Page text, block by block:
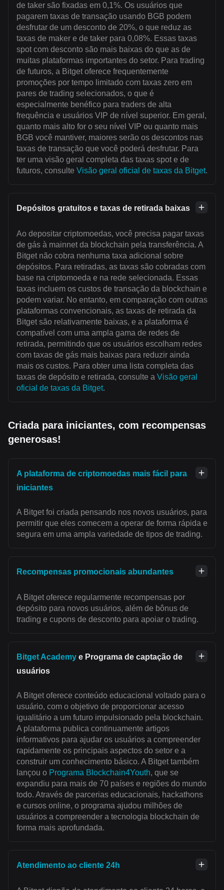
de taker são fixadas em 0,1%. Os usuários que
pagarem taxas de transação usando BGB podem
desfrutar de um desconto de 20%, o que reduz as
taxas de maker e de taker para 0,08%. Essas taxas
spot com desconto são mais baixas do que as de
muitas plataformas importantes do setor. Para trading
de futuros, a Bitget oferece frequentemente
promoções por tempo limitado com taxas zero em
pares de trading selecionados, o que é
especialmente benéfico para traders de alta
frequência e usuários VIP de nível superior. Em geral,
quanto mais alto for o seu nível VIP ou quanto mais
BGB você mantiver, maiores serão os descontos nas
taxas de transação que você poderá desfrutar. Para
ter uma visão geral completa das taxas spot e de
futuros, consulte Visão geral oficial de taxas da Bitget.
Depósitos gratuitos e taxas de retirada baixas
Ao depositar criptomoedas, você precisa pagar taxas
de gás à mainnet da blockchain pela transferência. A
Bitget não cobra nenhuma taxa adicional sobre
depósitos. Para retiradas, as taxas são cobradas com
base na criptomoeda e na rede selecionada. Essas
taxas incluem os custos de transação da blockchain e
podem variar. No entanto, em comparação com outras
plataformas convencionais, as taxas de retirada da
Bitget são relativamente baixas, e a plataforma é
compatível com uma ampla gama de redes de
retirada, permitindo que os usuários escolham redes
com taxas de gás mais baixas para reduzir ainda
mais os custos. Para obter uma lista completa das
taxas de depósito e retirada, consulte a Visão geral
oficial de taxas da Bitget.
Criada para iniciantes, com recompensas
generosas!
A plataforma de criptomoedas mais fácil para
iniciantes
A Bitget foi criada pensando nos novos usuários, para
permitir que eles comecem a operar de forma rápida e
segura em uma ampla variedade de tipos de trading.
Recompensas promocionais abundantes
A Bitget oferece regularmente recompensas por
depósito para novos usuários, além de bônus de
trading e cupons de desconto para apoiar o trading.
Bitget Academy e Programa de captação de
usuários
A Bitget oferece conteúdo educacional voltado para o
usuário, com o objetivo de proporcionar acesso
igualitário a um futuro impulsionado pela blockchain.
A plataforma publica continuamente artigos
informativos para ajudar os usuários a compreender
rapidamente os principais aspectos do setor e a
construir um conhecimento básico. A Bitget também
lançou o Programa Blockchain4Youth, que se
expandiu para mais de 70 países e regiões do mundo
todo. Através de parcerias educacionais, hackathons
e cursos online, o programa ajudou milhões de
usuários a compreender a tecnologia blockchain de
forma mais aprofundada.
Atendimento ao cliente 24h